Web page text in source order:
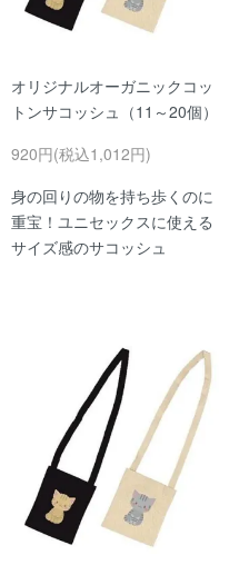
オリジナルオーガニックコッ
トンサコッシュ（11～20個）
920円(税込1,012円)
身の回りの物を持ち歩くのに
重宝！ユニセックスに使える
サイズ感のサコッシュ